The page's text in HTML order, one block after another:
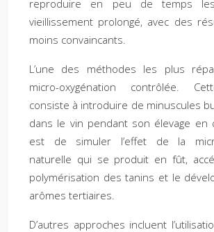
reproduire en peu de temps
vieillissement prolongé, avec des
moins convaincants.
L’une des méthodes les plus
micro-oxygénation contrôlée.
consiste à introduire de minuscules
dans le vin pendant son élevage en
est de simuler l’effet de la
naturelle qui se produit en fût,
polymérisation des tanins et le
arômes tertiaires.
D’autres approches incluent